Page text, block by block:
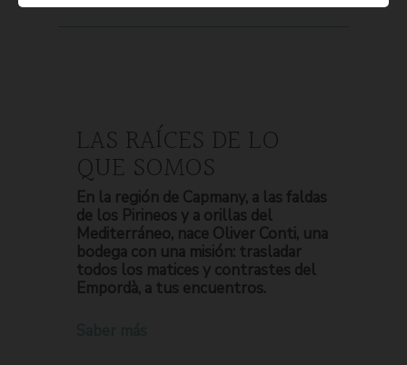
LAS RAÍCES DE LO
QUE SOMOS
En la región de Capmany, a las faldas
de los Pirineos y a orillas del
Mediterráneo, nace Oliver Conti, una
bodega con una misión: trasladar
todos los matices y contrastes del
Empordà, a tus encuentros.